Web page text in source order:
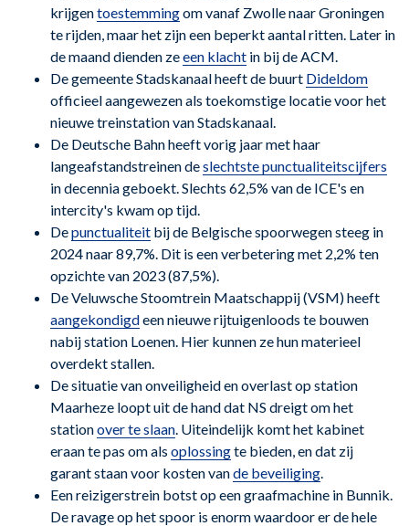
krijgentoestemmingom vanaf Zwolle naar Groningen
te rijden, maar het zijn een beperkt aantal ritten. Later in
de maand dienden zeeen klacht in bij de ACM.
De gemeente Stadskanaal heeft de buurt Dideldom
officieel aangewezen als toekomstige locatie voor het
nieuwe treinstation van Stadskanaal.
De Deutsche Bahn heeft vorig jaar met haar
langeafstandstreinen deslechtste punctualiteitscijfers
in decennia geboekt. Slechts 62,5% van de ICE's en
intercity's kwam op tijd.
Depunctualiteit bij de Belgische spoorwegen steeg in
2024 naar 89,7%. Dit is een verbetering met 2,2% ten
opzichte van 2023 (87,5%).
De Veluwsche Stoomtrein Maatschappij (VSM) heeft
aangekondigdeen nieuwe rijtuigenloods te bouwen
nabij station Loenen. Hier kunnen ze hun materieel
overdekt stallen.
De situatie van onveiligheid en overlast op station
Maarheze loopt uit de hand dat NS dreigt om het
stationover te slaan. Uiteindelijk komt het kabinet
eraan te pas om als oplossingte bieden, en dat zij
garant staan voor kosten vande beveiliging.
Een reizigerstrein botst op een graafmachine in Bunnik.
De ravage op het spoor is enorm waardoor er de hele